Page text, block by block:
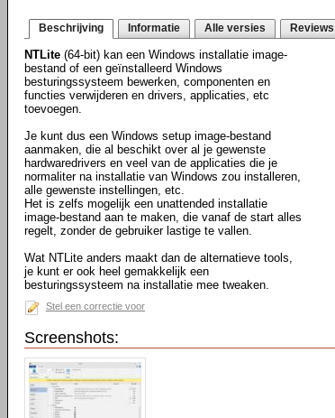
Beschrijving Informatie Alle versies Reviews
NTLite (64-bit) kan een Windows installatie image-
bestand of een geïnstalleerd Windows
besturingssysteem bewerken, componenten en
functies verwijderen en drivers, applicaties, etc
toevoegen.
Je kunt dus een Windows setup image-bestand
aanmaken, die al beschikt over al je gewenste
hardwaredrivers en veel van de applicaties die je
normaliter na installatie van Windows zou installeren,
alle gewenste instellingen, etc.
Het is zelfs mogelijk een unattended installatie
image-bestand aan te maken, die vanaf de start alles
regelt, zonder de gebruiker lastige te vallen.
Wat NTLite anders maakt dan de alternatieve tools,
je kunt er ook heel gemakkelijk een
besturingssysteem na installatie mee tweaken.
Stel een correctie voor
Screenshots: